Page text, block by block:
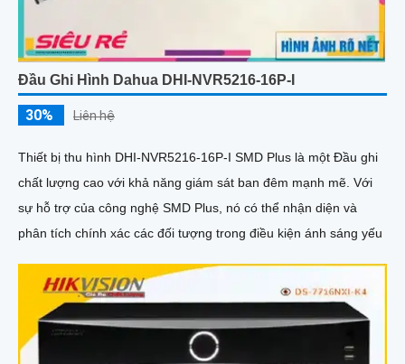
Đầu Ghi Hình Dahua DHI-NVR5216-16P-I
30% Liên hệ
Thiết bị thu hình DHI-NVR5216-16P-I SMD Plus là một Đầu ghi
chất lượng cao với khả năng giám sát ban đêm mạnh mẽ. Với
sự hỗ trợ của công nghệ SMD Plus, nó có thể nhận diện và
phân tích chính xác các đối tượng trong điều kiện ánh sáng yếu